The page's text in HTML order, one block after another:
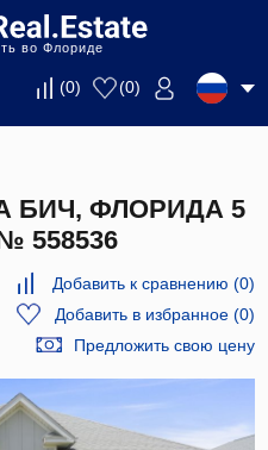
во Флориде
(0) (0)
БИЧ, ФЛОРИДА 5
558536
Добавить к сравнению (0)
Добавить в избранное(0)
Предложить свою цену